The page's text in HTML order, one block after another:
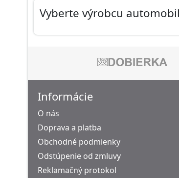
Vyberte výrobcu
Informácie
O nás
Doprava a platba
Obchodné podmienky
Odstúpenie od zmluvy
Reklamačný protokol